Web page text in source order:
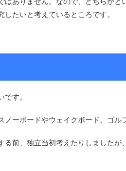
たいと考えているところです。
す。
ーボードやウェイクボード、ゴル
前、独立当初考えたりしましたが